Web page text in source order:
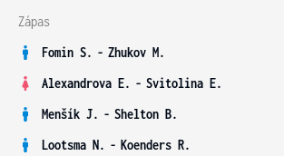
Zápas
Fomin S. - Zhukov M.
Alexandrova E. - Svitolina E.
Menšík J. - Shelton B.
Lootsma N. - Koenders R.